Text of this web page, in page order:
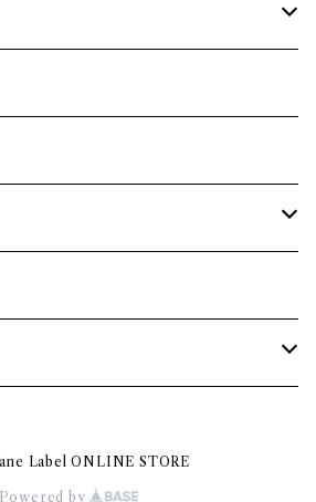
Label ONLINE STORE
Powered by